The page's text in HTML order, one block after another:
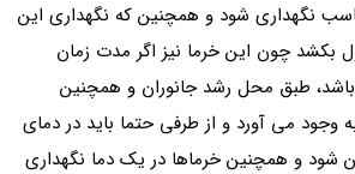
نگهداری شود و همچنین که نگهداری این
بکشد چون این خرما نیز اگر مدت‌ زمان
طبق محل رشد جانوران و همچنین
وجود می‌ آورد و از طرفی حتما باید در دمای
شود و همچنین خرماها در یک دما نگهداری